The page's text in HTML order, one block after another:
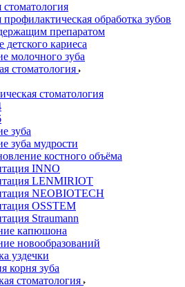
стоматология
профилактическая обработка зубов
препаратом
детского кариеса
молочного зуба
стоматология
стоматология
зуба
зуба мудрости
костного объёма
INNO
LENMIRIOT
NEOBIOTECH
OSSTEM
Straumann
капюшона
новообразований
уздечки
корня зуба
стоматология